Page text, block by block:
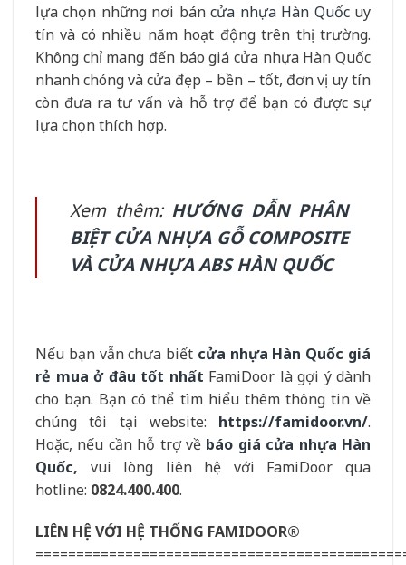
lựa chọn những nơi báncửa nhựa Hàn Quốcuy
tín và có nhiều năm hoạt động trên thị trường.
Không chỉ mang đến báo giá cửa nhựa Hàn Quốc
nhanh chóng và cửa đẹp – bền – tốt, đơn vị uy tín
còn đưa ra tư vấn và hỗ trợ để bạn có được sự
lựa chọn thích hợp.
Xem thêm: HƯỚNG DẪN PHÂN
BIỆT CỬA NHỰA GỖ COMPOSITE
VÀ CỬA NHỰA ABS HÀN QUỐC
Nếu bạn vẫn chưa biết cửa nhựa Hàn Quốc giá
rẻ mua ở đâu tốt nhất FamiDoor là gợi ý dành
cho bạn. Bạn có thể tìm hiểu thêm thông tin về
chúng tôi tại website: https://famidoor.vn/.
Hoặc, nếu cần hỗ trợ về báo giá cửa nhựa Hàn
Quốc, vui lòng liên hệ với FamiDoor qua
hotline: 0824.400.400.
LIÊN HỆ VỚI HỆ THỐNG FAMIDOOR®